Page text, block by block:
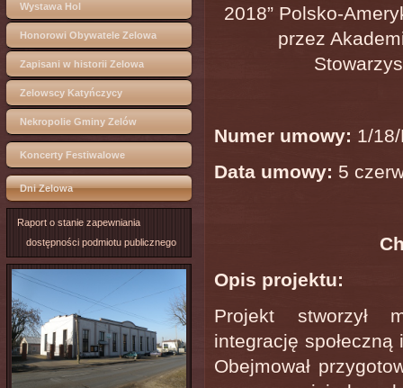
Wystawa Hol
Honorowi Obywatele Zelowa
Zapisani w historii Zelowa
Zelowscy Katyńczycy
Nekropolie Gminy Zelów
Koncerty Festiwalowe
Dni Zelowa
Raport o stanie zapewniania
dostępności podmiotu publicznego
2018” Polsko-
przez
Numer umowy: 1/
Data umowy: 5
Opis projektu:
Projekt stworzył
integrację
Obejmował